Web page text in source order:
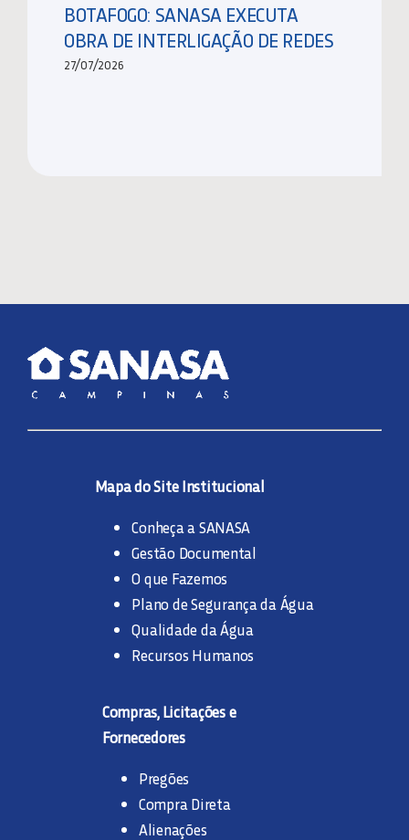
BOTAFOGO: SANASA EXECUTA
OBRA DE INTERLIGAÇÃO DE REDES
27/07/2026
Mapa do Site Institucional
Conheça a SANASA
Gestão Documental
O que Fazemos
Plano de Segurança da Água
Qualidade da Água
Recursos Humanos
Compras, Licitações e
Fornecedores
Pregões
Compra Direta
Alienações